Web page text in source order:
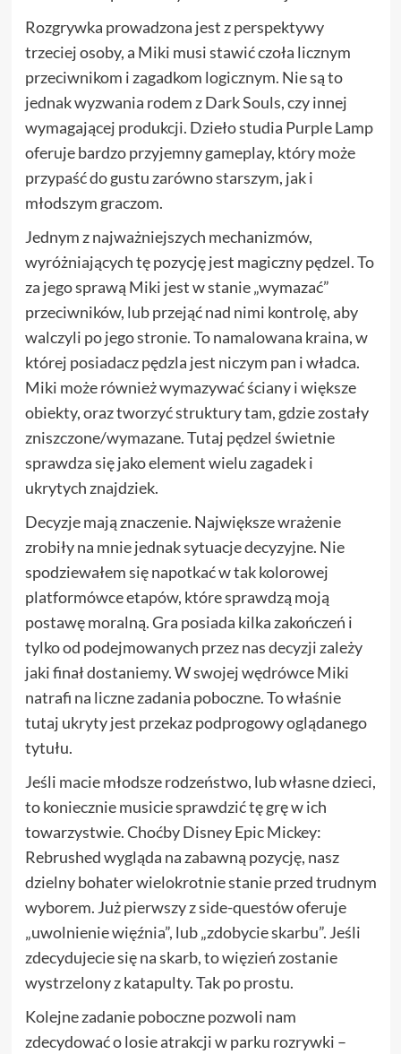
Rozgrywka prowadzona jest z perspektywy
trzeciej osoby, a Miki musi stawić czoła licznym
przeciwnikom i zagadkom logicznym. Nie są to
jednak wyzwania rodem z Dark Souls, czy innej
wymagającej produkcji. Dzieło studia Purple Lamp
oferuje bardzo przyjemny gameplay, który może
przypaść do gustu zarówno starszym, jak i
młodszym graczom.
Jednym z najważniejszych mechanizmów,
wyróżniających tę pozycję jest magiczny pędzel. To
za jego sprawą Miki jest w stanie „wymazać”
przeciwników, lub przejąć nad nimi kontrolę, aby
walczyli po jego stronie. To namalowana kraina, w
której posiadacz pędzla jest niczym pan i władca.
Miki może również wymazywać ściany i większe
obiekty, oraz tworzyć struktury tam, gdzie zostały
zniszczone/wymazane. Tutaj pędzel świetnie
sprawdza się jako element wielu zagadek i
ukrytych znajdziek.
Decyzje mają znaczenie. Największe wrażenie
zrobiły na mnie jednak sytuacje decyzyjne. Nie
spodziewałem się napotkać w tak kolorowej
platformówce etapów, które sprawdzą moją
postawę moralną. Gra posiada kilka zakończeń i
tylko od podejmowanych przez nas decyzji zależy
jaki finał dostaniemy. W swojej wędrówce Miki
natrafi na liczne zadania poboczne. To właśnie
tutaj ukryty jest przekaz podprogowy oglądanego
tytułu.
Jeśli macie młodsze rodzeństwo, lub własne dzieci,
to koniecznie musicie sprawdzić tę grę w ich
towarzystwie. Choćby Disney Epic Mickey:
Rebrushed wygląda na zabawną pozycję, nasz
dzielny bohater wielokrotnie stanie przed trudnym
wyborem. Już pierwszy z side-questów oferuje
„uwolnienie więźnia”, lub „zdobycie skarbu”. Jeśli
zdecydujecie się na skarb, to więzień zostanie
wystrzelony z katapulty. Tak po prostu.
Kolejne zadanie poboczne pozwoli nam
zdecydować o losie atrakcji w parku rozrywki –